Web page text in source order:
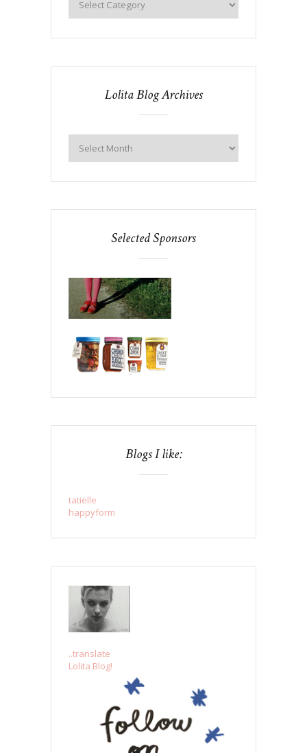
Lolita Blog Archives
Selected Sponsors
Blogs I like:
tatielle
happyform
..translate
Lolita Blog!